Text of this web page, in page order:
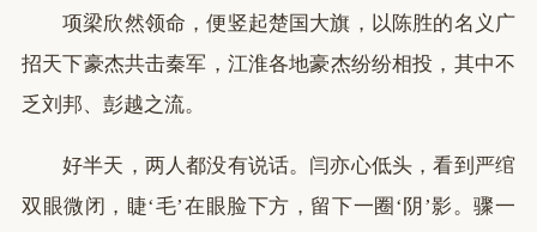
项梁欣然领命，便竖起楚国大旗，以陈胜的名义广
招天下豪杰共击秦军，江淮各地豪杰纷纷相投，其中不
乏刘邦、彭越之流。
好半天，两人都没有说话。闫亦心低头，看到严绾
双眼微闭，睫‘毛’在眼脸下方，留下一圈‘阴’影。骤一